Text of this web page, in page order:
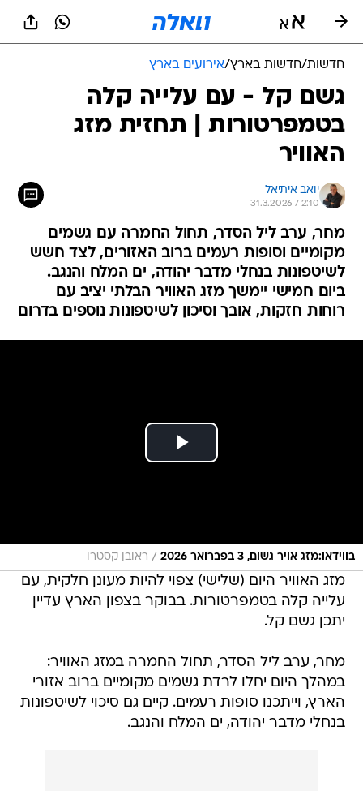
חדשות/חדשות בארץ/אירועים בארץ
גשם קל - עם עלייה קלה
בטמפרטורות | תחזית מזג
האוויר
יואב איתיאל
31.3.2026 / 2:10
מחר, ערב ליל הסדר, תחול החמרה עם גשמים
מקומיים וסופות רעמים ברוב האזורים, לצד חשש
לשיטפונות בנחלי מדבר יהודה, ים המלח והנגב.
ביום חמישי יימשך מזג האוויר הבלתי יציב עם
רוחות חזקות, אובך וסיכון לשיטפונות נוספים בדרום
בווידאו:מזג אויר גשום, 3 בפברואר 2026 / ראובן קסטרו
מזג האוויר היום (שלישי) צפוי להיות מעונן חלקית, עם
עלייה קלה בטמפרטורות. בבוקר בצפון הארץ עדיין
יתכן גשם קל.
מחר, ערב ליל הסדר, תחול החמרה במזג האוויר:
במהלך היום יחלו לרדת גשמים מקומיים ברוב אזורי
הארץ, וייתכנו סופות רעמים. קיים גם סיכוי לשיטפונות
בנחלי מדבר יהודה, ים המלח והנגב.